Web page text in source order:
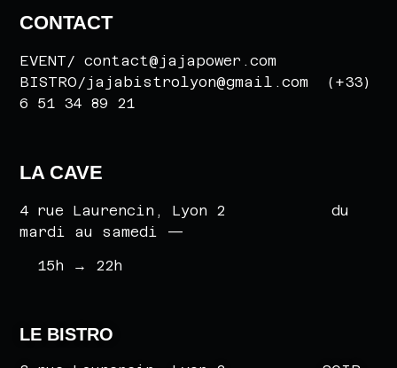
CONTACT
EVENT/ contact@jajapower.com
BISTRO/jajabistrolyon@gmail.com (+33)
6 51 34 89 21
LA CAVE
4 rue Laurencin, Lyon 2 du
mardi au samedi —
15h → 22h
LE BISTRO